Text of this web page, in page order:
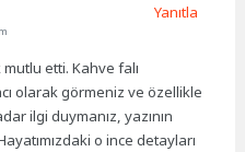
etti. Kahve falı
olarak görmeniz ve özellikle
ilgi duymanız, yazının
o ince detayları
Yanıtla